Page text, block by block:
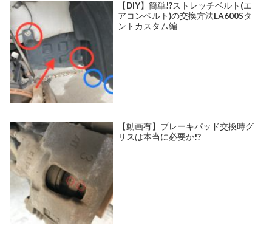
【DIY】簡単!?ストレッチベルト(エ
アコンベルト)の交換方法LA600Sタ
ントカスタム編
【動画有】ブレーキパッド交換時グ
リスは本当に必要か!?